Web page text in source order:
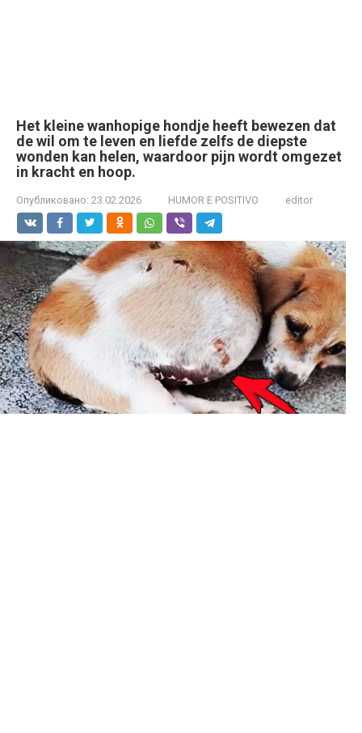
Het kleine wanhopige hondje heeft bewezen dat
de wil om te leven en liefde zelfs de diepste
wonden kan helen, waardoor pijn wordt omgezet
in kracht en hoop.
Опубликовано: 23.02.2026 HUMOR E POSITIVO editor